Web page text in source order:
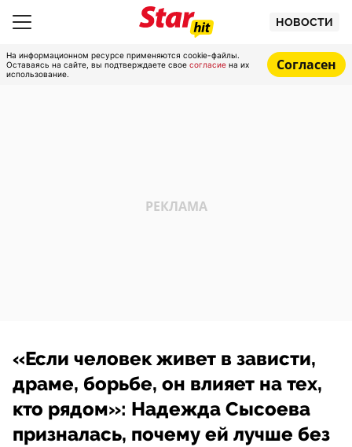
НОВОСТИ
На информационном ресурсе применяются cookie-файлы.
Оставаясь на сайте, вы подтверждаете свое согласие на их
использование.
Согласен
«Если человек живет в зависти,
драме, борьбе, он влияет на тех,
кто рядом»: Надежда Сысоева
призналась, почему ей лучше без